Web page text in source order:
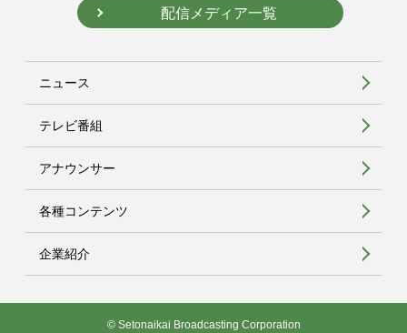
配信メディア一覧
ニュース
テレビ番組
アナウンサー
各種コンテンツ
企業紹介
© Setonaikai Broadcasting Corporation